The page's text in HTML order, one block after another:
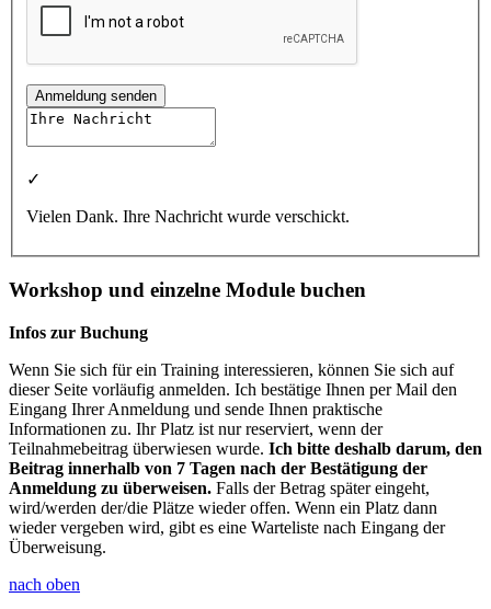
Anmeldung senden
✓
Vielen Dank. Ihre Nachricht wurde verschickt.
Workshop und einzelne Module buchen
Infos zur Buchung
Wenn Sie sich für ein Training interessieren, können Sie sich auf
dieser Seite vorläufig anmelden. Ich bestätige Ihnen per Mail den
Eingang Ihrer Anmeldung und sende Ihnen praktische
Informationen zu. Ihr Platz ist nur reserviert, wenn der
Teilnahmebeitrag überwiesen wurde. Ich bitte deshalb darum, den
Beitrag innerhalb von 7 Tagen nach der Bestätigung der
Anmeldung zu überweisen. Falls der Betrag später eingeht,
wird/werden der/die Plätze wieder offen. Wenn ein Platz dann
wieder vergeben wird, gibt es eine Warteliste nach Eingang der
Überweisung.
nach oben